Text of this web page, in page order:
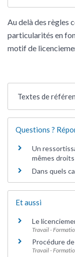
Au delà des règles
particularités en
motif de
Textes de
Questions ?
Un
mêmes
Dans quels
Et aussi
Le
Travail -
Procédure
Travail -